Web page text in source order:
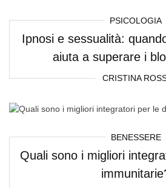
PSICOLOGIA
Ipnosi e sessualità:
aiuta a superare i
CRISTINA
BENESSERE
Quali sono i migliori